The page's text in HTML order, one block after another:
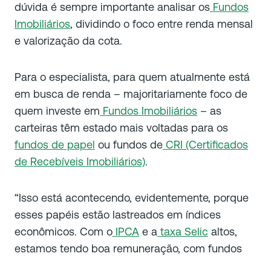
dúvida é sempre importante analisar os Fundos
Imobiliários, dividindo o foco entre renda mensal
e valorização da cota.
Para o especialista, para quem atualmente está
em busca de renda – majoritariamente foco de
quem investe em Fundos Imobiliários – as
carteiras têm estado mais voltadas para os
fundos de papel ou fundos de CRI (Certificados
de Recebíveis Imobiliários).
“Isso está acontecendo, evidentemente, porque
esses papéis estão lastreados em índices
econômicos. Com o IPCA e a taxa Selic altos,
estamos tendo boa remuneração, com fundos